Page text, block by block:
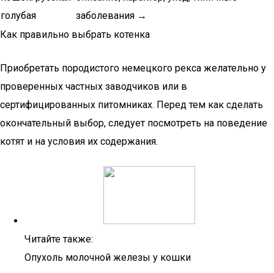
голубая
заболевания →
Как правильно выбрать котенка
Приобретать породистого немецкого рекса желательно у
проверенных частных заводчиков или в
сертифицированных питомниках. Перед тем как сделать
окончательный выбор, следует посмотреть на поведение
котят и на условия их содержания.
Читайте также:
Опухоль молочной железы у кошки